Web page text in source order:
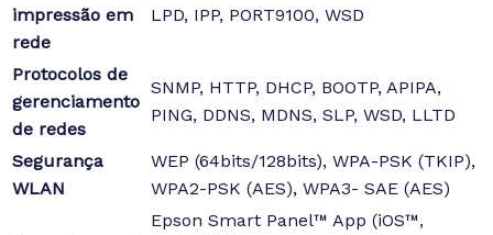
impressão em
rede
LPD, IPP, PORT9100, WSD
Protocolos de
gerenciamento
de redes
SNMP, HTTP, DHCP, BOOTP, APIPA,
PING, DDNS, MDNS, SLP, WSD, LLTD
Segurança
WLAN
WEP (64bits/128bits), WPA-PSK (TKIP),
WPA2-PSK (AES), WPA3- SAE (AES)
Epson Smart Panel™ App (iOS™,